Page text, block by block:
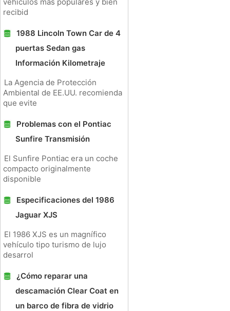
recibid
1988 Lincoln Town Car de 4
puertas Sedan gas
Información Kilometraje
La Agencia de Protección
Ambiental de EE.UU. recomienda
que evite
Problemas con el Pontiac
Sunfire Transmisión
El Sunfire Pontiac era un coche
compacto originalmente
disponible
Especificaciones del 1986
Jaguar XJS
El 1986 XJS es un magnífico
vehículo tipo turismo de lujo
desarrol
¿Cómo reparar una
descamación Clear Coat en
un barco de fibra de vidrio